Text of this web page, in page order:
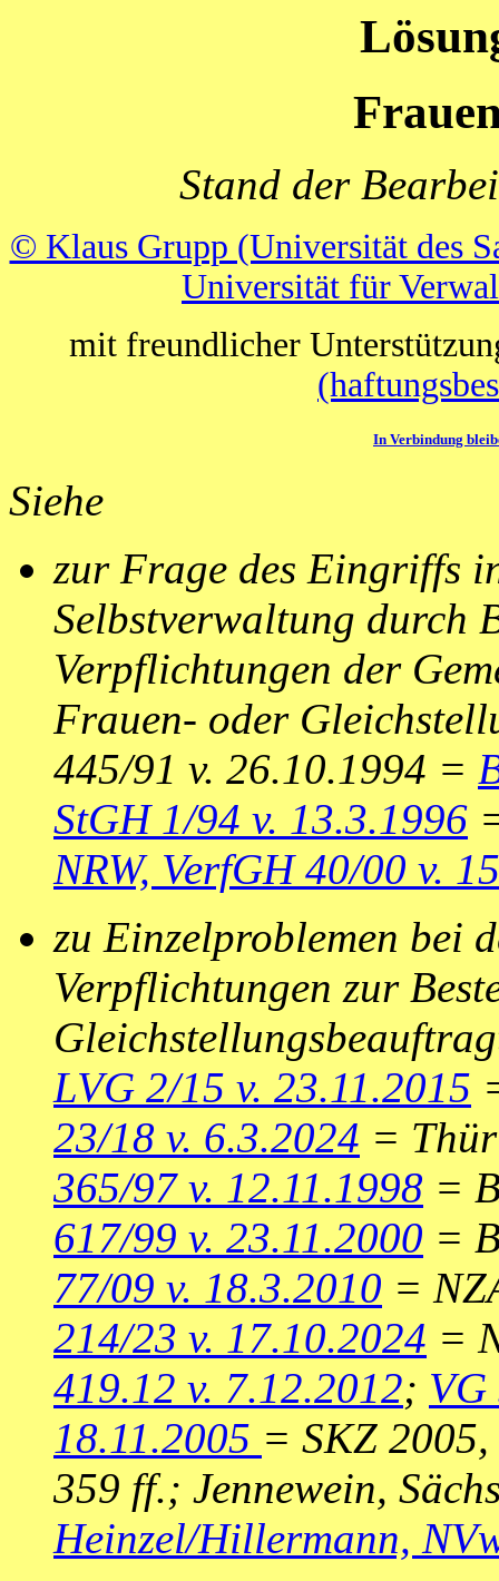
Stand der
© Klaus Grupp (Universität des
Universität für
mit freundlicher
In Verbindung
Siehe
zur Frage des Eingriffs
Selbstverwaltung durch
Verpflichtungen der
Frauen- oder
445/91 v. 26.10.1994 =
StGH 1/94 v. 13.3.1996
NRW, VerfGH 40/00 v.
zu Einzelproblemen bei
Verpflichtungen zur
LVG 2/15 v. 23.11.2015
23/18 v. 6.3.2024 =
365/97 v. 12.11.1998 =
617/99 v. 23.11.2000 =
77/09 v. 18.3.2010 =
214/23 v. 17.10.2024 =
419.12 v. 7.12.2012; VG
18.11.2005 = SKZ
359 ff.; Jennewein,
Heinzel/Hillermann,